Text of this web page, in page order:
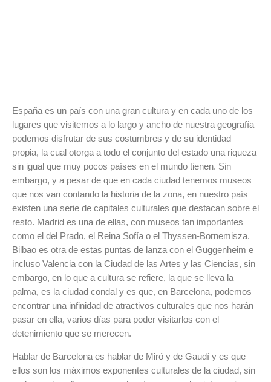
España es un país con una gran cultura y en cada uno de los
lugares que visitemos a lo largo y ancho de nuestra geografía
podemos disfrutar de sus costumbres y de su identidad
propia, la cual otorga a todo el conjunto del estado una riqueza
sin igual que muy pocos países en el mundo tienen. Sin
embargo, y a pesar de que en cada ciudad tenemos museos
que nos van contando la historia de la zona, en nuestro país
existen una serie de capitales culturales que destacan sobre el
resto. Madrid es una de ellas, con museos tan importantes
como el del Prado, el Reina Sofía o el Thyssen-Bornemisza.
Bilbao es otra de estas puntas de lanza con el Guggenheim e
incluso Valencia con la Ciudad de las Artes y las Ciencias, sin
embargo, en lo que a cultura se refiere, la que se lleva la
palma, es la ciudad condal y es que, en Barcelona, podemos
encontrar una infinidad de atractivos culturales que nos harán
pasar en ella, varios días para poder visitarlos con el
detenimiento que se merecen.
Hablar de Barcelona es hablar de Miró y de Gaudí y es que
ellos son los máximos exponentes culturales de la ciudad, sin